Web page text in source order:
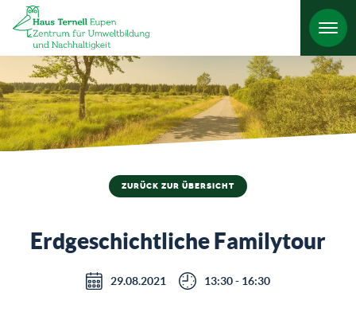
ZURÜCK ZUR ÜBERSICHT
Erdgeschichtliche Familytour
29.08.2021 13:30 - 16:30